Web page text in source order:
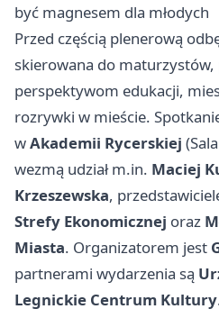
być magnesem dla młodych
Przed częścią plenerową
skierowana do maturzystów,
perspektywom edukacji,
rozrywki w mieście.
wAkademii Rycerskiej
wezmą udział m.in. Maciej
Krzeszewska,
Strefy Ekonomicznej oraz
Miasta. Organizatorem jest
partnerami wydarzenia są
Legnickie Centrum Kultury